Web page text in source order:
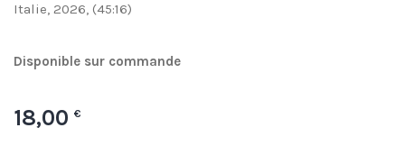
Italie, 2026, (45:16)
Disponible sur commande
18,00 €